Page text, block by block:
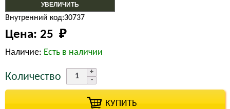
УВЕЛИЧИТЬ
Внутренний код:30737
Цена: 25 ₽
Наличие: Есть в наличии
Количество
КУПИТЬ